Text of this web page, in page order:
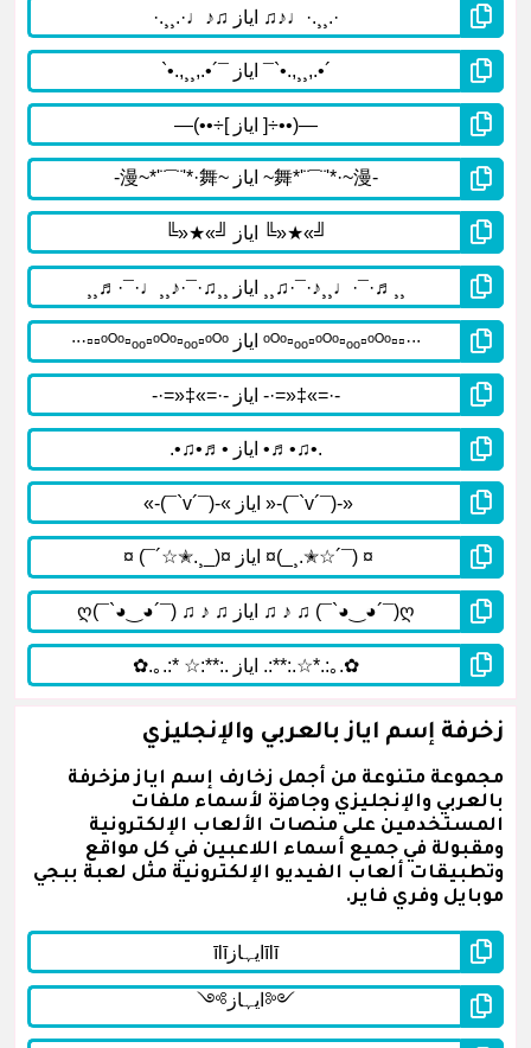
زخرفة إسم اياز بالعربي والإنجليزي
مجموعة متنوعة من أجمل زخارف إسم اياز مزخرفة
بالعربي والإنجليزي وجاهزة لأسماء ملفات
المستخدمين على منصات الألعاب الإلكترونية
ومقبولة في جميع أسماء اللاعبين في كل مواقع
وتطبيقات ألعاب الفيديو الإلكترونية مثل لعبة ببجي
موبايل وفري فاير.